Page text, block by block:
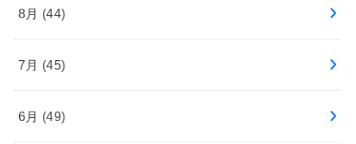
8月 (44)
7月 (45)
6月 (49)